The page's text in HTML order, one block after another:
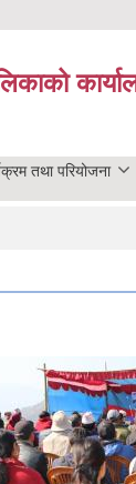
तथा परियोजना